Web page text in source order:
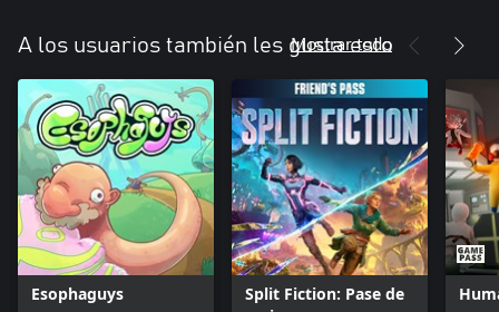
A los usuarios también les gusta esto
Mostrar todo
Esophaguys
Split Fiction: Pase de